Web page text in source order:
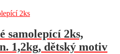
samolepící 2ks,
1,2kg, dětský motiv